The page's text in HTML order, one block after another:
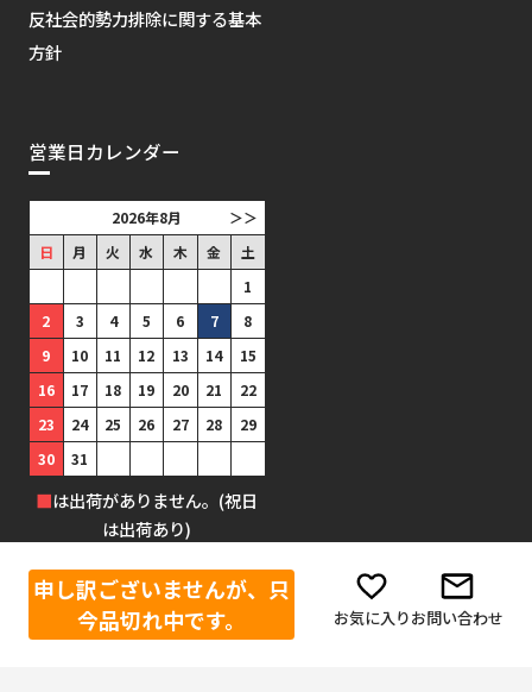
申し訳ございませんが、只
今品切れ中です。
お気に入りお問い合わせ
反社会的勢力排除に関する基本
方針
営業日カレンダー
＞＞
2026年8月
日
月 火 水 木 金
土
1
2
3 4 5 6 7
8
9
10 11 12 13 14
15
16
17 18 19 20 21
22
23
24 25 26 27 28
29
30
31
■は出荷がありません。(祝日
は出荷あり)
©1999-2025 防犯グッズの販売店 ボディーガード 本店